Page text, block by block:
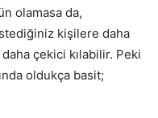
olamasa da,
kişilere daha
çekici kılabilir. Peki
oldukça basit;